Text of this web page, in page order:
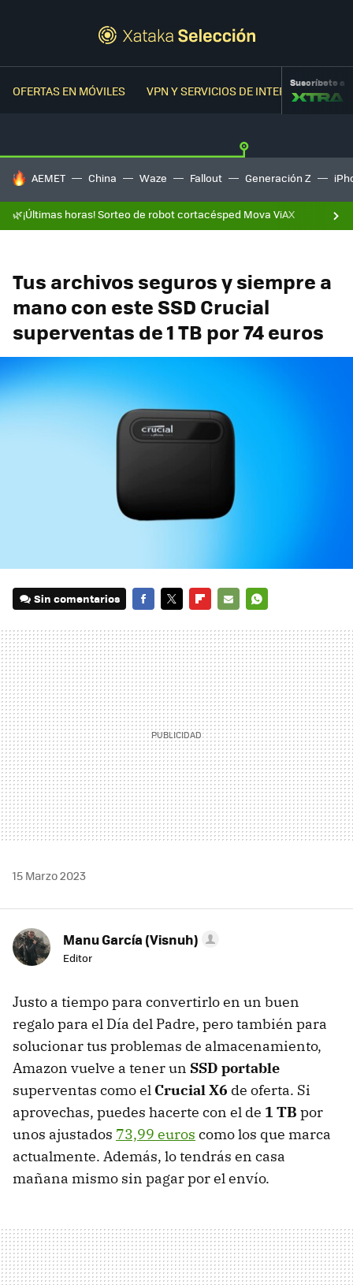
OFERTAS EN MÓVILES VPN Y SERVICIOS DE INTERNETSuscríbete a
HOY SE HABLA DE
AEMET China Waze Fallout Generación Z
🌿¡Últimas horas! Sorteo de robot cortacésped Mova ViAX
Tus archivos seguros y siempre a
mano con este SSD Crucial
superventas de 1 TB por 74 euros
Sin comentarios
MAIL
15 Marzo 2023
Manu García (Visnuh)
Editor
Justo a tiempo para convertirlo en un buen
regalo para el Día del Padre, pero también para
solucionar tus problemas de almacenamiento,
Amazon vuelve a tener un SSD portable
superventas como el Crucial X6 de oferta. Si
aprovechas, puedes hacerte con el de 1 TB por
unos ajustados 73,99 euros como los que marca
actualmente. Además, lo tendrás en casa
mañana mismo sin pagar por el envío.